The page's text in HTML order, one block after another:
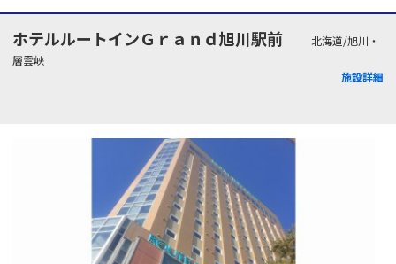
ホテルルートインＧｒａｎｄ旭川駅前
北海道/旭川・
層雲峡
施設詳細